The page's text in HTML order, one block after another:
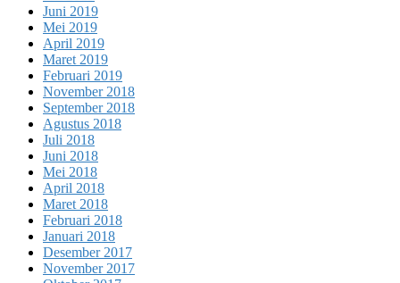
Juni 2019
Mei 2019
April 2019
Maret 2019
Februari 2019
November 2018
September 2018
Agustus 2018
Juli 2018
Juni 2018
Mei 2018
April 2018
Maret 2018
Februari 2018
Januari 2018
Desember 2017
November 2017